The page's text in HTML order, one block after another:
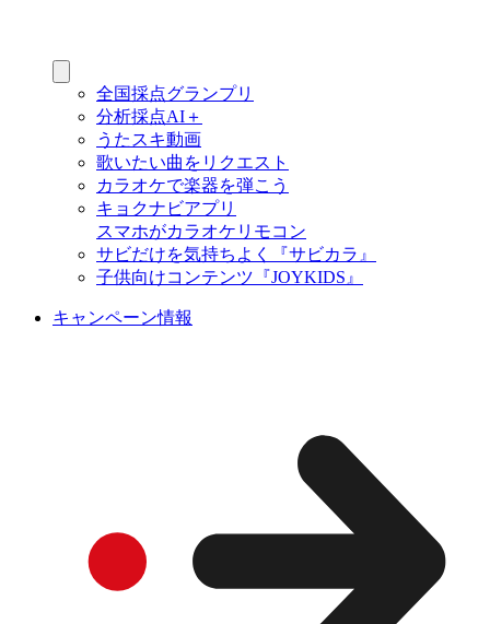
全国採点グランプリ
分析採点AI＋
うたスキ動画
歌いたい曲をリクエスト
カラオケで楽器を弾こう
キョクナビアプリ
スマホがカラオケリモコン
サビだけを気持ちよく『サビカラ』
子供向けコンテンツ『JOYKIDS』
キャンペーン情報